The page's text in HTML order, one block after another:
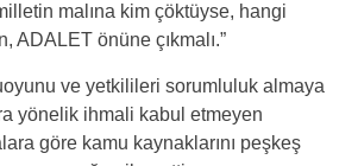
malına kim çöktüyse, hangi
ADALET önüne çıkmalı.”
ve yetkilileri sorumluluk almaya
yönelik ihmali kabul etmeyen
göre kamu kaynaklarını peşkeş